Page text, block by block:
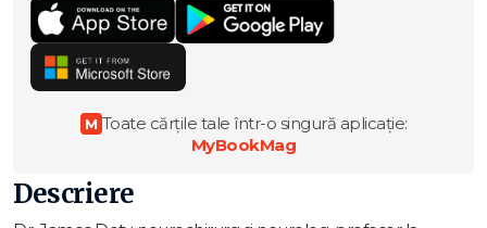
M Toate cărțile tale într-o singură aplicație:
MyBookMag
Descriere